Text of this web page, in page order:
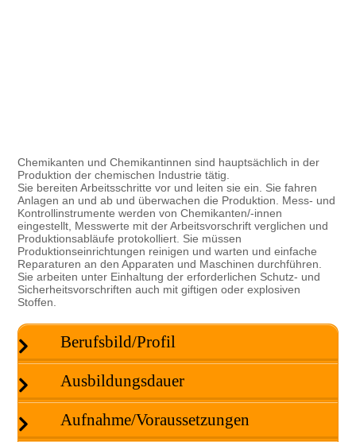
Chemikanten und Chemikantinnen sind hauptsächlich in der
Produktion der chemischen Industrie tätig.
Sie bereiten Arbeitsschritte vor und leiten sie ein. Sie fahren
Anlagen an und ab und überwachen die Produktion. Mess- und
Kontrollinstrumente werden von Chemikanten/-innen
eingestellt, Messwerte mit der Arbeitsvorschrift verglichen und
Produktionsabläufe protokolliert. Sie müssen
Produktionseinrichtungen reinigen und warten und einfache
Reparaturen an den Apparaten und Maschinen durchführen.
Sie arbeiten unter Einhaltung der erforderlichen Schutz- und
Sicherheitsvorschriften auch mit giftigen oder explosiven
Stoffen.
Berufsbild/Profil
Ausbildungsdauer
Aufnahme/Voraussetzungen